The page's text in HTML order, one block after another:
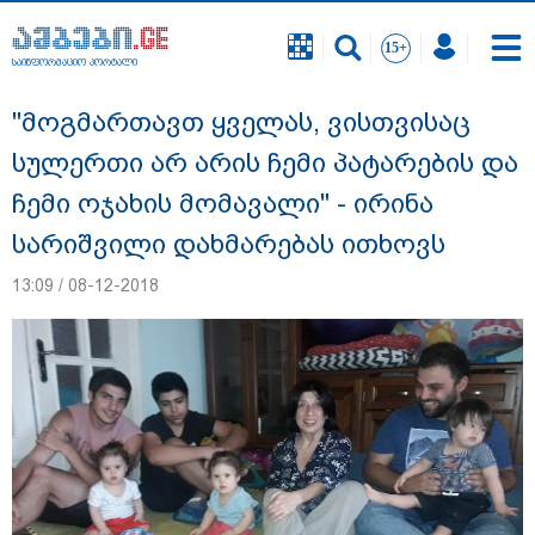
საინფორმაციო პორტალი
გიგა ავალიანის საქმეზე დაკავებულ ორ
არასრულწლოვანს, ნია იმნაძესა და
ანასტასია ბერუაშვილს აღკვეთის
ღონისძიების სახით პატიმრობა
საინფორმაციო პორტალი
"მოგმართავთ ყველას, ვისთვისაც
სულერთი არ არის ჩემი პატარების და
ჩემი ოჯახის მომავალი" - ირინა
სარიშვილი დახმარებას ითხოვს
13:09 / 08-12-2018